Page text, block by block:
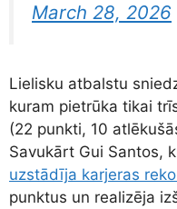
March 28, 2026
Lielisku atbalstu
kuram pietrūka tikai
(22 punkti, 10
Savukārt Gui Santos,
uzstādīja karjeras
punktus un realizēja